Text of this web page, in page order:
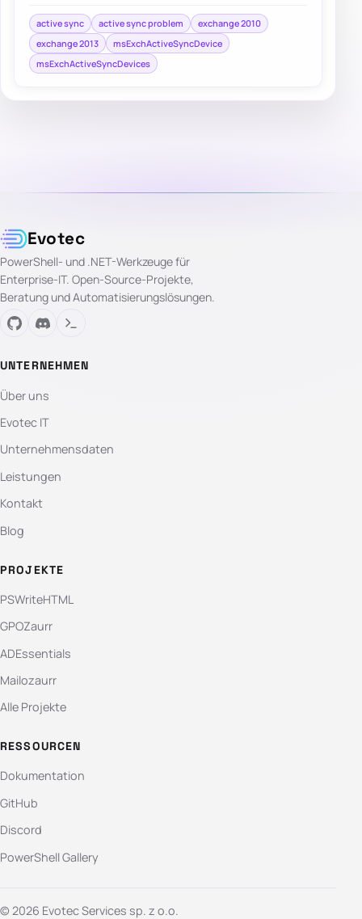
active sync active sync problem
exchange 2010
exchange 2013
msExchActiveSyncDevice
msExchActiveSyncDevices
Evotec
PowerShell- und .NET-Werkzeuge für
Enterprise-IT. Open-Source-Projekte,
Beratung und Automatisierungslösungen.
UNTERNEHMEN
Über uns
Evotec IT
Unternehmensdaten
Leistungen
Kontakt
Blog
PROJEKTE
PSWriteHTML
GPOZaurr
ADEssentials
Mailozaurr
Alle Projekte
RESSOURCEN
Dokumentation
GitHub
Discord
PowerShell Gallery
© 2026 Evotec Services sp. z o.o.